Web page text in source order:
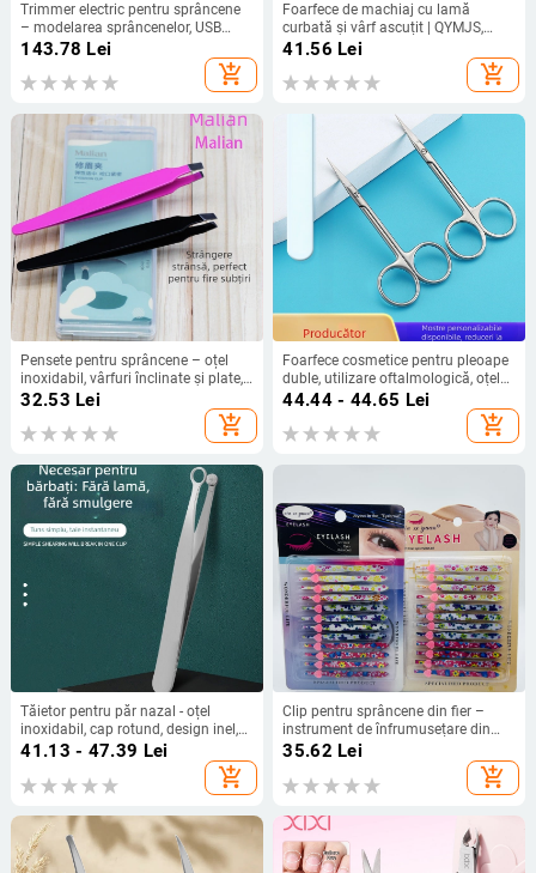
Trimmer electric pentru sprâncene
– modelarea sprâncenelor, USB
reîncărcabil, ABS, 80 g
143.78 Lei
add_shopping_cart
Foarfece de machiaj cu lamă
curbată și vârf ascuțit | QYMJS,
origine Guangzhou, foarfece
41.56 Lei
add_shopping_cart
Pensete pentru sprâncene – oțel
inoxidabil, vârfuri înclinate și plate,
Mary'an
32.53 Lei
add_shopping_cart
Foarfece cosmetice pentru pleoape
duble, utilizare oftalmologică, oțel
inoxidabil – foarfece pentru
sprâncene și foarfece de machiaj
44.44 - 44.65 Lei
add_shopping_cart
Tăietor pentru păr nazal - oțel
inoxidabil, cap rotund, design inel,
Ha Niu
41.13 - 47.39 Lei
add_shopping_cart
Clip pentru sprâncene din fier –
instrument de înfrumusețare din
Yangjiang
35.62 Lei
add_shopping_cart